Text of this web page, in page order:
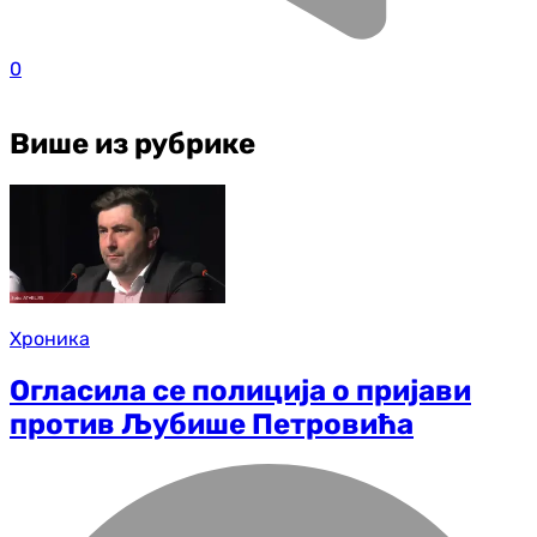
0
Више из рубрике
Хроника
Огласила се полиција о пријави
против Љубише Петровића